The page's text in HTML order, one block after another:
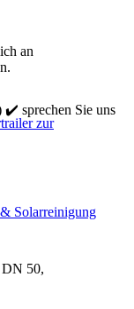
zur
Solarreinigung
an
✔️ sprechen Sie uns
DN 50,